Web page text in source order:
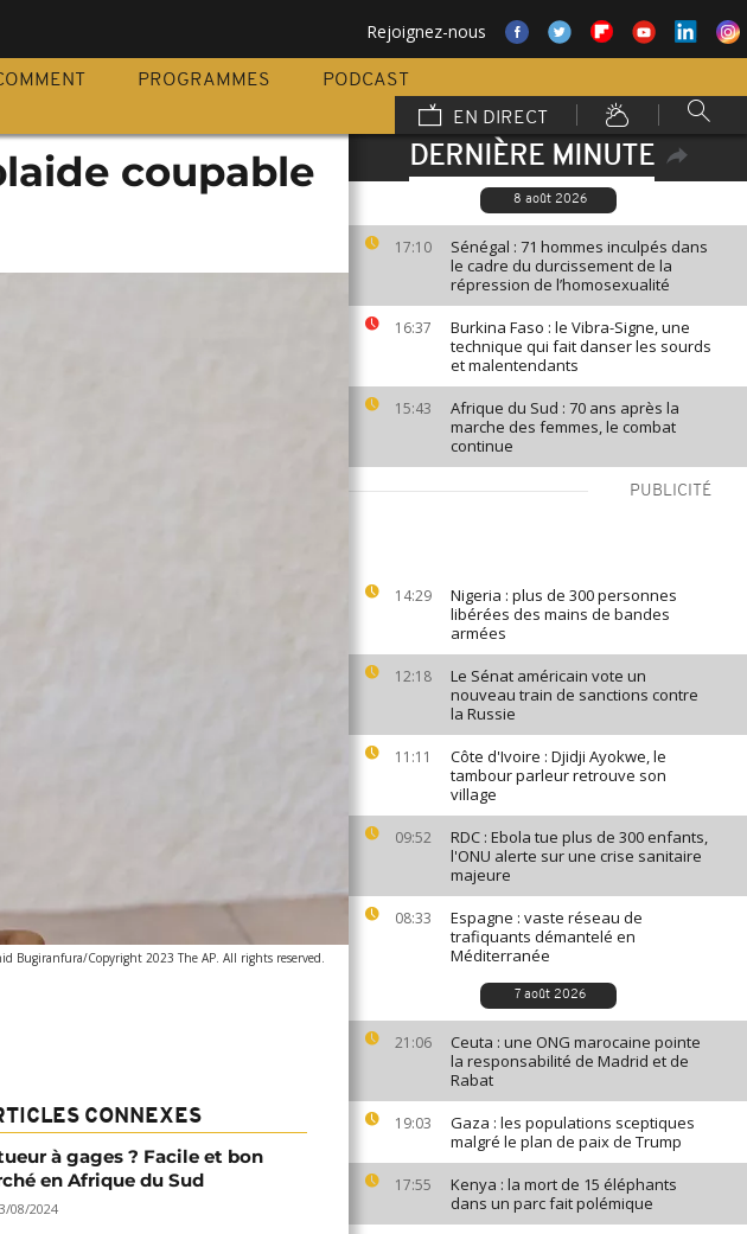
Rejoignez-nous
PROGRAMMES
PODCAST
EN DIRECT
DERNIÈRE MINUTE
8 août 2026
17:10
Sénégal : 71 hommes inculpés dans
le cadre du durcissement de la
répression de l’homosexualité
16:37
Burkina Faso : le Vibra-Signe, une
technique qui fait danser les sourds
et malentendants
15:43
Afrique du Sud : 70 ans après la
marche des femmes, le combat
continue
PUBLICITÉ
14:29
Nigeria : plus de 300 personnes
libérées des mains de bandes
armées
12:18
Le Sénat américain vote un
nouveau train de sanctions contre
la Russie
11:11
Côte d'Ivoire : Djidji Ayokwe, le
tambour parleur retrouve son
village
09:52
RDC : Ebola tue plus de 300 enfants,
l'ONU alerte sur une crise sanitaire
majeure
08:33
Espagne : vaste réseau de
trafiquants démantelé en
Méditerranée
7 août 2026
21:06
Ceuta : une ONG marocaine pointe
la responsabilité de Madrid et de
Rabat
19:03
Gaza : les populations sceptiques
malgré le plan de paix de Trump
17:55
Kenya : la mort de 15 éléphants
dans un parc fait polémique
coupable
Bugiranfura/Copyright 2023 The AP. All rights reserved.
CONNEXES
à gages ? Facile et bon
en Afrique du Sud
08/2024